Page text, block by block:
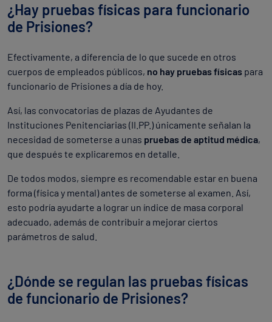
¿Hay pruebas físicas para funcionario
de Prisiones?
Efectivamente, a diferencia de lo que sucede en otros
cuerpos de empleados públicos, no hay pruebas físicas para
funcionario de Prisiones a día de hoy.
Así, las convocatorias de plazas de Ayudantes de
Instituciones Penitenciarias (II.PP.) únicamente señalan la
necesidad de someterse a unas pruebas de aptitud médica,
que después te explicaremos en detalle.
De todos modos, siempre es recomendable estar en buena
forma (física y mental) antes de someterse al examen. Así,
esto podría ayudarte a lograr un índice de masa corporal
adecuado, además de contribuir a mejorar ciertos
parámetros de salud.
¿Dónde se regulan las pruebas físicas
de funcionario de Prisiones?